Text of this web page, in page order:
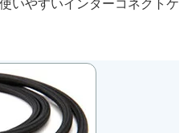
いやすいインターコネクトケ